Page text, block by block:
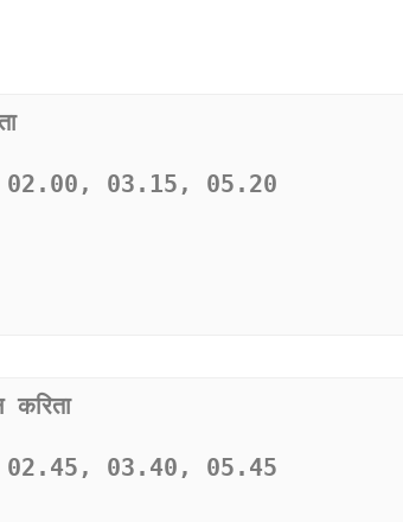
03.15, 05.20
करिता
03.40, 05.45